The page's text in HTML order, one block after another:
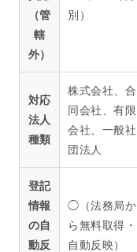
（管
轄
外）
別）
対応
法人
種類
株式会社、合
同会社、有限
会社、一般社
団法人
登記
情報
の自
動反
◯（法務局か
ら無料取得・
自動反映）